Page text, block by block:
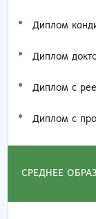
Диплом
Диплом
Диплом с
Диплом с
СРЕДНЕЕ